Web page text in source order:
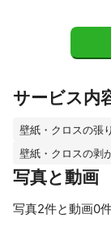
サービス内
壁紙・クロスの張
壁紙・クロスの剥
写真と動画
写真2件と動画0